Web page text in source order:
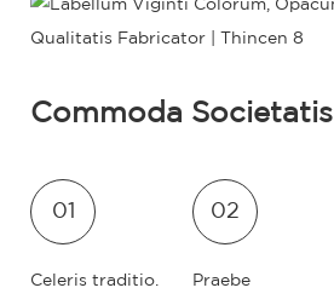
Commoda Societatis
01
Celeris traditio.
02
Praebe